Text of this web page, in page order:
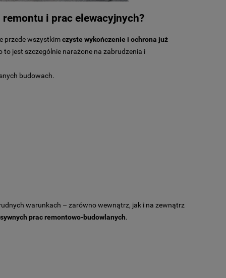
i prac elewacyjnych?
przede wszystkimczyste wykończenie i ochrona już
jest szczególnie narażone na zabrudzenia i
budowach.
warunkach – zarówno wewnątrz, jak i na zewnątrz
prac remontowo-budowlanych.